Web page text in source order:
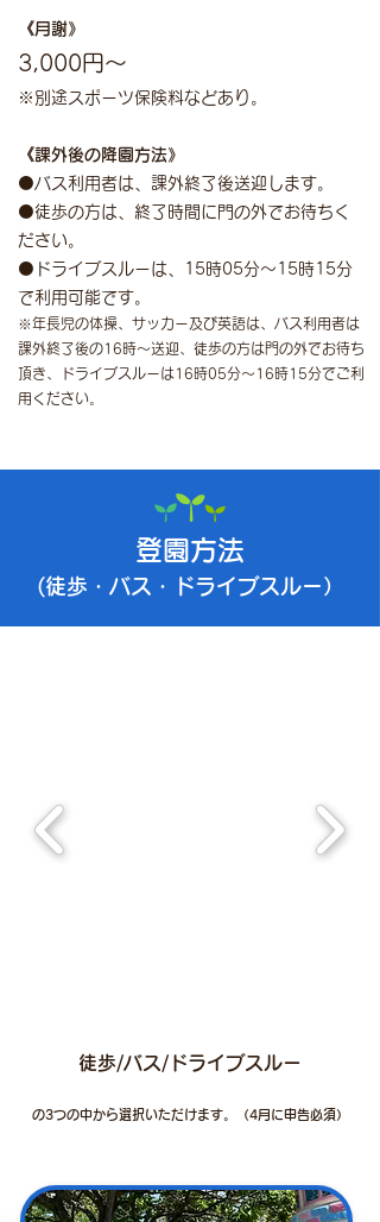
《月謝》
3,000円～
※別途スポーツ保険料などあり。
《課外後の降園方法》
⚫バス利用者は、課外終了後送迎します。
⚫徒歩の方は、終了時間に門の外でお待ちく
ださい。
⚫ドライブスルーは、15時05分〜15時15分
で利用可能です。
※年長児の体操、サッカー及び英語は、バス利用者は
課外終了後の16時〜送迎、徒歩の方は門の外でお待ち
頂き、ドライブスルーは16時05分〜16時15分でご利
用ください。
​登園方法
(徒歩・バス・ドライブス ルー）
徒歩/バス/ ドライブスルー
の​3つの中から選択いただけます。（4月に申告必須）